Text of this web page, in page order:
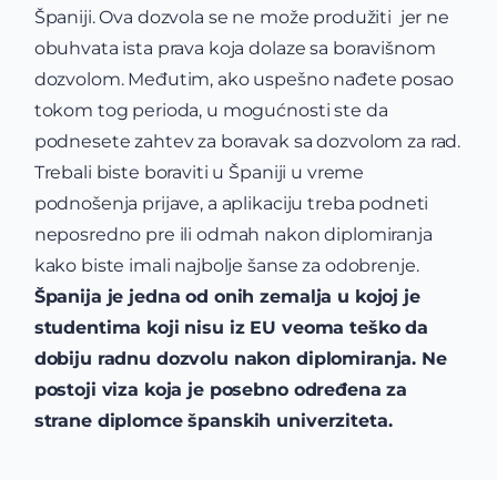
Španiji. Ova dozvola se ne može produžiti jer ne
obuhvata ista prava koja dolaze sa boravišnom
dozvolom. Međutim, ako uspešno nađete posao
tokom tog perioda, u mogućnosti ste da
podnesete zahtev za boravak sa dozvolom za rad.
Trebali biste boraviti u Španiji u vreme
podnošenja prijave, a aplikaciju treba podneti
neposredno pre ili odmah nakon diplomiranja
kako biste imali najbolje šanse za odobrenje.
Španija je jedna od onih zemalja u kojoj je
studentima koji nisu iz EU veoma teško da
dobiju radnu dozvolu nakon diplomiranja. Ne
postoji viza koja je posebno određena za
strane diplomce španskih univerziteta.